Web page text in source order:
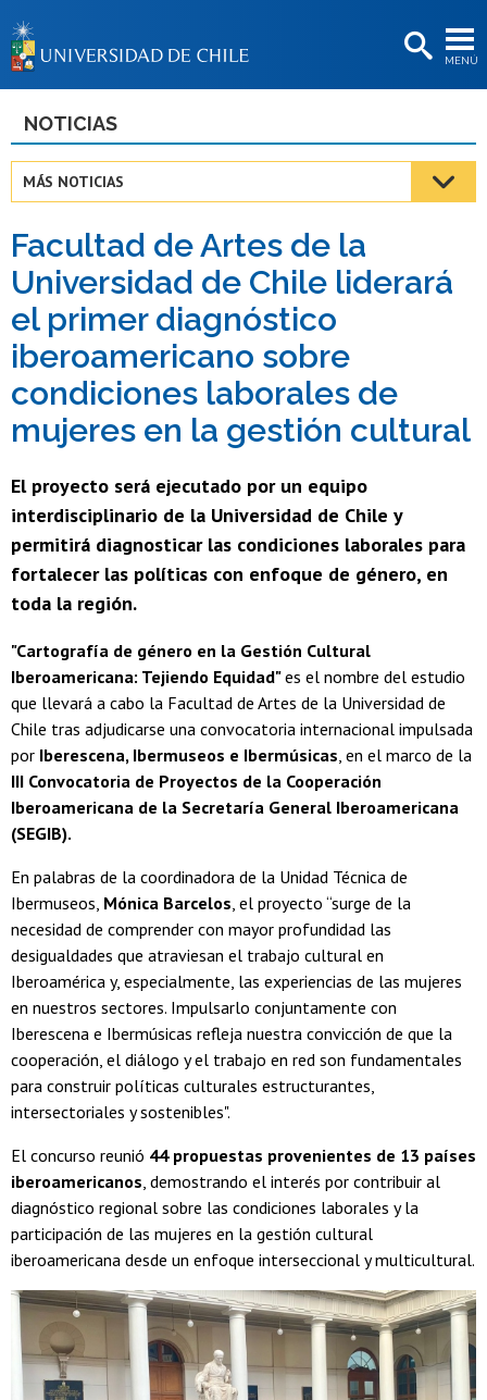
MENÚ
BIBLIOTECAS
Estudiantes
Académicas/os
Funcionarias/os
Egresadas/os
NOTICIAS
MÁS NOTICIAS
Facultad de Artes de la
Universidad de Chile liderará
el primer diagnóstico
iberoamericano sobre
condiciones laborales de
mujeres en la gestión cultural
El proyecto será ejecutado por un equipo
interdisciplinario de la Universidad de Chile y
permitirá diagnosticar las condiciones laborales para
fortalecer las políticas con enfoque de género, en
toda la región.
"Cartografía de género en la Gestión Cultural
Iberoamericana: Tejiendo Equidad"es el nombre del estudio
que llevará a cabo la Facultad de Artes de la Universidad de
Chile tras adjudicarse una convocatoria internacional impulsada
por Iberescena, Ibermuseos e Ibermúsicas, en el marco de la
III Convocatoria de Proyectos de la Cooperación
Iberoamericana de la Secretaría General Iberoamericana
(SEGIB).
En palabras de la coordinadora de la Unidad Técnica de
Ibermuseos, Mónica Barcelos, el proyecto “surge de la
necesidad de comprender con mayor profundidad las
desigualdades que atraviesan el trabajo cultural en
Iberoamérica y, especialmente, las experiencias de las mujeres
en nuestros sectores. Impulsarlo conjuntamente con
Iberescena e Ibermúsicas refleja nuestra convicción de que la
cooperación, el diálogo y el trabajo en red son fundamentales
para construir políticas culturales estructurantes,
intersectoriales y sostenibles".
El concurso reunió 44 propuestas provenientes de 13 países
iberoamericanos, demostrando el interés por contribuir al
diagnóstico regional sobre las condiciones laborales y la
participación de las mujeres en la gestión cultural
iberoamericana desde un enfoque interseccional y multicultural.